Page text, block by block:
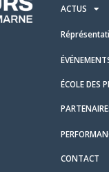
ACTUS
ÉCOLE DES
CONTACT